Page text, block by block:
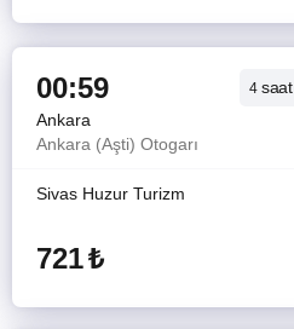
00:59 4 saat
Ankara
Ankara (Aşti) Otogarı
Sivas Huzur Turizm
721₺